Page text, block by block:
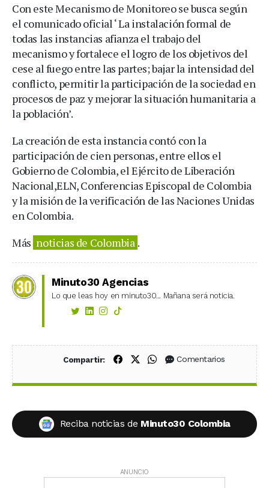
Con este Mecanismo de Monitoreo se busca según
el comunicado oficial ‘ La instalación formal de
todas las instancias afianza el trabajo del
mecanismo y fortalece el logro de los objetivos del
cese al fuego entre las partes; bajar la intensidad del
conflicto, permitir la participación de la sociedad en
procesos de paz y mejorar la situación humanitaria a
la población’.
La creación de esta instancia contó con la
participación de cien personas, entre ellos el
Gobierno de Colombia, el Ejército de Liberación
Nacional,ELN, Conferencias Episcopal de Colombia
y la misión de la verificación de las Naciones Unidas
en Colombia.
Más noticias de Colombia .
Minuto30 Agencias
Lo que leas hoy en minuto30... Mañana será noticia.
Compartir: Compartir en Facebook
Compartir en X (Twitter)
Compartir en WhatsApp
Comentarios
Reciba noticias de Minuto30 Colombia
ANUNCIO